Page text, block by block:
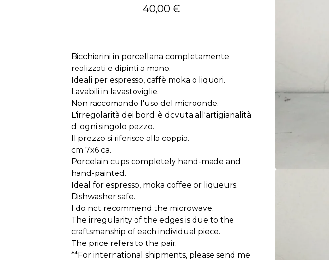
40,00 €
Bicchierini in porcellana completamente
realizzati e dipinti a mano.
Ideali per espresso, caffè moka o liquori.
Lavabili in lavastoviglie.
Non raccomando l'uso del microonde.
L'irregolarità dei bordi è dovuta all'artigianalità
di ogni singolo pezzo.
Il prezzo si riferisce alla coppia.
cm 7x6 ca.
Porcelain cups completely hand-made and
hand-painted.
Ideal for espresso, moka coffee or liqueurs.
Dishwasher safe.
I do not recommend the microwave.
The irregularity of the edges is due to the
craftsmanship of each individual piece.
The price refers to the pair.
**For international shipments, please send me